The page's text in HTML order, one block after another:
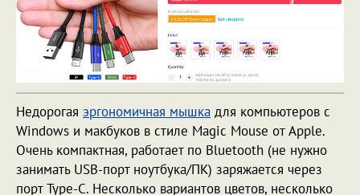
Недорогая эргономичная мышка для компьютеров с
Windows и макбуков в стиле Magic Mouse от Apple.
Очень компактная, работает по Bluetooth (не нужно
занимать USB-порт ноутбука/ПК) заряжается через
порт Type-C. Несколько вариантов цветов, несколько